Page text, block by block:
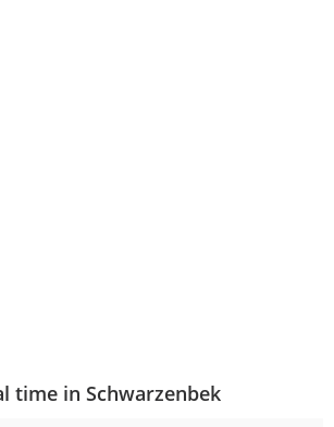
time in Schwarzenbek